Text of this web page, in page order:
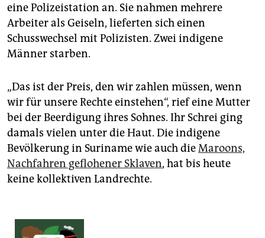
eine Polizeistation an. Sie nahmen mehrere
Arbeiter als Geiseln, lieferten sich einen
Schusswechsel mit Polizisten. Zwei indigene
Männer starben.
„Das ist der Preis, den wir zahlen müssen, wenn
wir für unsere Rechte einstehen“, rief eine Mutter
bei der Beerdigung ihres Sohnes. Ihr Schrei ging
damals vielen unter die Haut. Die indigene
Bevölkerung in Suriname wie auch dieMaroons,
Nachfahren geflohener Sklaven, hat bis heute
keine kollektiven Landrechte.